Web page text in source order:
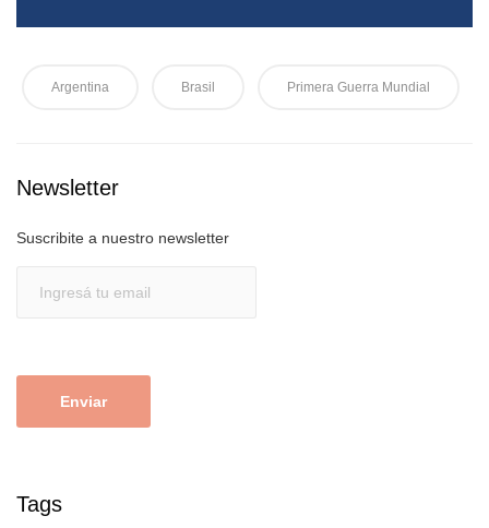
Argentina Brasil Primera Guerra Mundial
Newsletter
Suscribite a nuestro newsletter
Tags